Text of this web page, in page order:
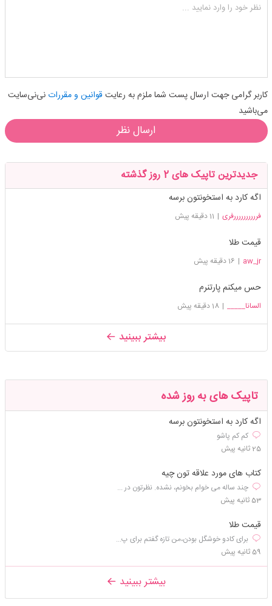
نظر خود را وارد نمایید ...
کاربر گرامی جهت ارسال پست شما ملزم به رعایت قوانین و مقرراتنی‌نی‌سایت
می‌باشید
ارسال نظر
جدیدترین تاپیک های 2 روز گذشته
اگه کارد به استخونتون برسه
فررررررررررفری | 11 دقیقه پیش
قیمت طلا
aw_jr
| 16 دقیقه پیش
حس میکنم پارتنرم
السانا_____ | 18 دقیقه پیش
بیشتر ببینید
تاپیک های به روز شده
اگه کارد به استخونتون برسه
کم کم پاشو
25 ثانیه پیش
کتاب های مورد علاقه تون چیه
چند ساله می خوام بخونم، نشده. نظرتون در ...
53 ثانیه پیش
قیمت طلا
برای کادو خوشگل بودن،من تازه گفتم برای پ...
59 ثانیه پیش
بیشتر ببینید